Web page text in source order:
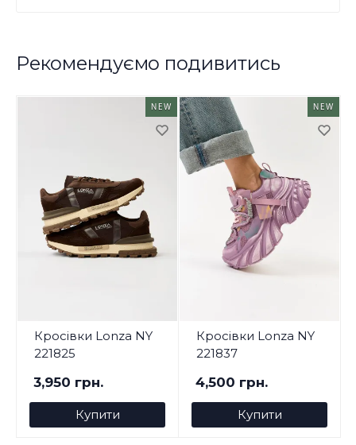
Рекомендуємо подивитись
NEW
Кросівки Lonza NY
221825
3,950 грн.
Купити
NEW
Кросівки Lonza NY
221837
4,500 грн.
Купити